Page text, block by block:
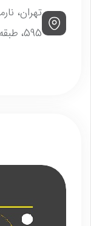
تهران،
595، طبقه ۳